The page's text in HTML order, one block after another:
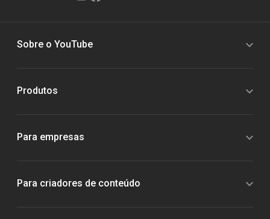
Sobre o YouTube
Produtos
Para empresas
Para criadores de conteúdo